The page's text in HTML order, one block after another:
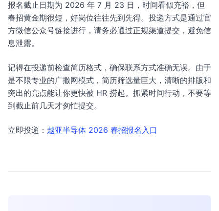
报名截止日期为 2026 年 7 月 23 日，时间看似充裕，但
春招黄金期很短，好岗位往往先到先得。投递方式是通过官
方微信公众号链接进行，请务必通过正规渠道提交，避免信
息泄露。
记得在投递前检查简历格式，确保联系方式准确无误。由于
是不限专业的广撒网模式，简历筛选量巨大，清晰的排版和
突出的亮点能让你更快被 HR 捞起。抓紧时间行动，不要等
到截止前几天才匆忙提交。
立即投递： 越亚半导体 2026 春招报名入口